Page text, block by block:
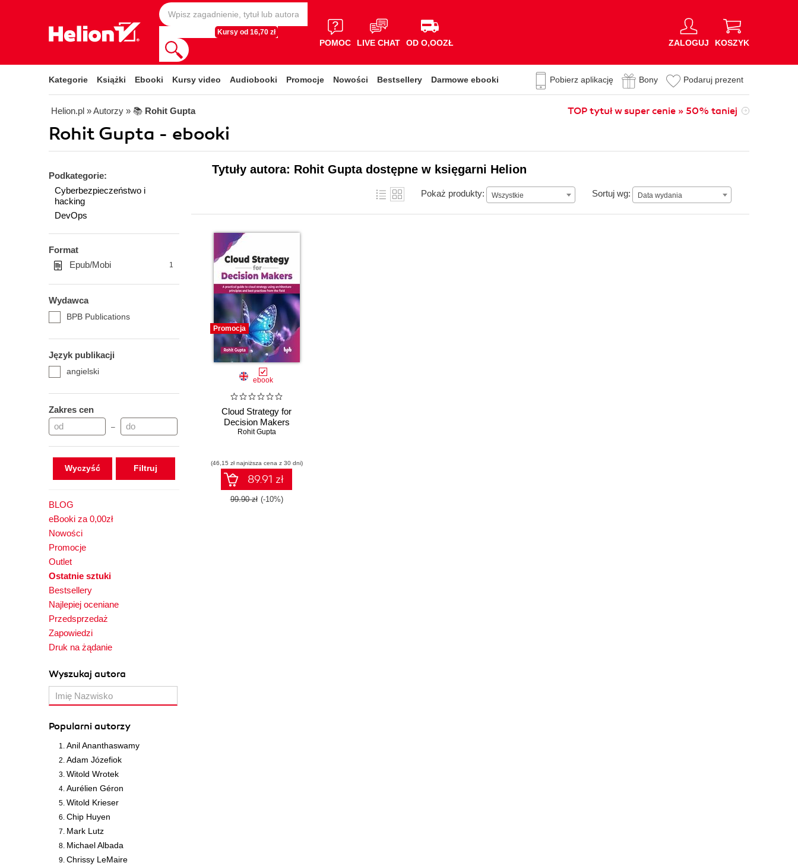
Kursy od 16,70 zł
POMOC LIVE CHAT OD O,OOZŁ ZALOGUJ KOSZYK
Kategorie Książki Ebooki Kursy video Audiobooki Promocje Nowości Bestsellery Darmowe ebooki Pobierz aplikację Bony Podaruj prezent
Helion.pl » Autorzy » 📚 Rohit Gupta TOP tytuł w super cenie » 50% taniej
Rohit Gupta - ebooki
Podkategorie:
Cyberbezpieczeństwo i
hacking
DevOps
Format
Epub/Mobi
1
Wydawca
BPB Publications
Język publikacji
angielski
Zakres cen
–
Wyczyść
BLOG
eBooki za 0,00zł
Nowości
Promocje
Outlet
Ostatnie sztuki
Bestsellery
Najlepiej oceniane
Przedsprzedaż
Zapowiedzi
Druk na żądanie
Wyszukaj autora
Popularni autorzy
Anil Ananthaswamy
Adam Józefiok
Witold Wrotek
Aurélien Géron
Witold Krieser
Chip Huyen
Mark Lutz
Michael Albada
Chrissy LeMaire
Tytuły autora: Rohit Gupta dostępne w księgarni Helion
Pokaż produkty: Wszystkie Sortuj wg: Data wydania
Data wydania
Promocja
ebook
Cloud Strategy for
Decision Makers
Rohit Gupta
(46,15 zł najniższa cena z 30 dni)
89.91 zł
99.90 zł (-10%)